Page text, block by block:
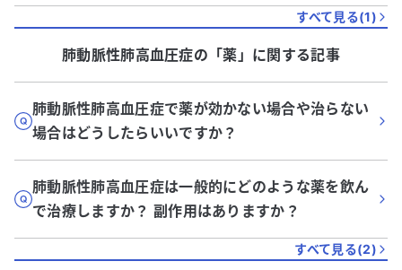
すべて見る(1)
肺動脈性肺高血圧症の「薬 」に関する記事
肺動脈性肺高血圧症で薬が効かない場合や治らない
場合はどうしたらいいですか？
肺動脈性肺高血圧症は一般的にどのような薬を飲ん
で治療しますか？ 副作用はありますか？
すべて見る(2)